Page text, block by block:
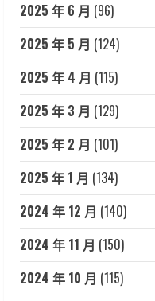
2025 年 6 月 (96)
2025 年 5 月 (124)
2025 年 4 月 (115)
2025 年 3 月 (129)
2025 年 2 月 (101)
2025 年 1 月 (134)
2024 年 12 月 (140)
2024 年 11 月 (150)
2024 年 10 月 (115)